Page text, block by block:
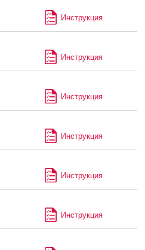
Инструкция
Инструкция
Инструкция
Инструкция
Инструкция
Инструкция